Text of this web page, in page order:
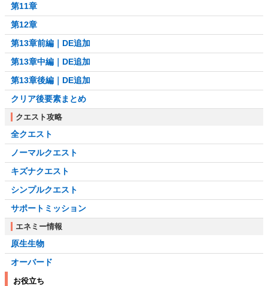
第11章
第12章
第13章前編｜DE追加
第13章中編｜DE追加
第13章後編｜DE追加
クリア後要素まとめ
クエスト攻略
全クエスト
ノーマルクエスト
キズナクエスト
シンプルクエスト
サポートミッション
エネミー情報
原生生物
オーバード
お役立ち